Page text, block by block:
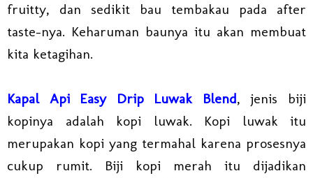
fruitty, dan sedikit bau tembakau pada after
taste-nya. Keharuman baunya itu akan membuat
kita ketagihan.
Kapal Api Easy Drip Luwak Blend, jenis biji
kopinya adalah kopi luwak. Kopi luwak itu
merupakan kopi yang termahal karena prosesnya
cukup rumit. Biji kopi merah itu dijadikan